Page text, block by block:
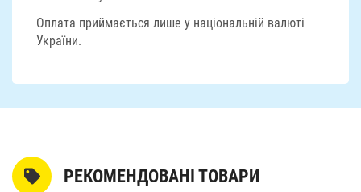
Оплата приймається лише у національній валюті
України.
РЕКОМЕНДОВАНІ ТОВАРИ